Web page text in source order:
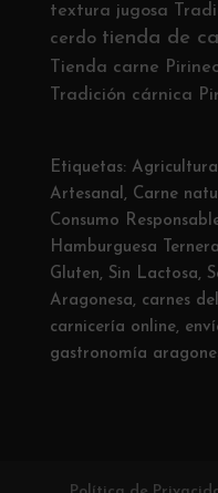
textura jugosa
cerdo tienda de
Tienda carne
Tradición cárnica
Etiquetas:
Artesanal, Carne
Consumo
Hamburguesa Ternera
Gluten, Sin Lactosa,
Aragonesa, carnes
carnicería online,
gastronomía